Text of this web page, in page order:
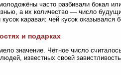
часто разбивали бокал
а их количество — число
каравая: чей кусок оказывался
и подарках
значение. Чётное число
известных своей